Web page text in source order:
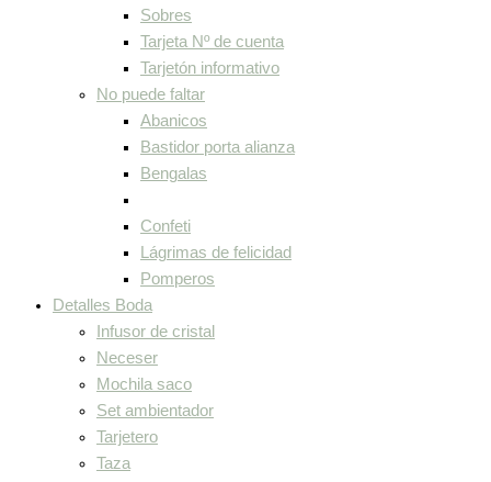
Sobres
Tarjeta Nº de cuenta
Tarjetón informativo
No puede faltar
Abanicos
Bastidor porta alianza
Bengalas
Confeti
Lágrimas de felicidad
Pomperos
Detalles Boda
Infusor de cristal
Neceser
Mochila saco
Set ambientador
Tarjetero
Taza